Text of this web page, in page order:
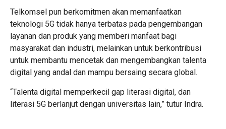
Telkomsel pun berkomitmen akan memanfaatkan
teknologi 5G tidak hanya terbatas pada pengembangan
layanan dan produk yang memberi manfaat bagi
masyarakat dan industri, melainkan untuk berkontribusi
untuk membantu mencetak dan mengembangkan talenta
digital yang andal dan mampu bersaing secara global.
“Talenta digital memperkecil gap literasi digital, dan
literasi 5G berlanjut dengan universitas lain,” tutur Indra.